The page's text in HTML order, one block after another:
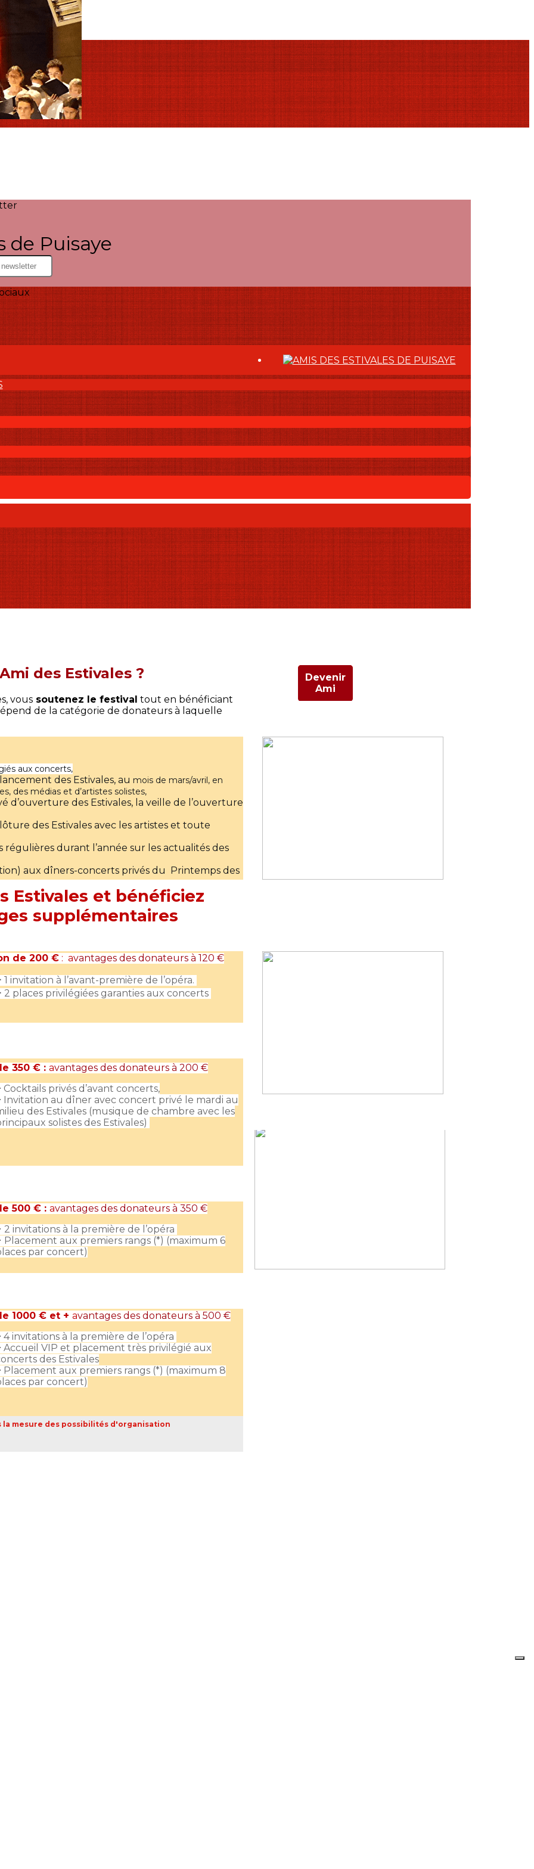
de Puisaye
des Estivales ?
vous soutenez le festival tout en bénéficiant
de la catégorie de donateurs à laquelle
Devenir
Ami
aux concerts,
des Estivales, au mois de mars/avril, en
des médias et d’artistes solistes,
d’ouverture des Estivales, la veille de l’ouverture
des Estivales avec les artistes et toute
régulières durant l’année sur les actualités des
aux dîners-concerts privés du Printemps des
pour réduction d’impôt (66%)
Estivales et bénéficiez
supplémentaires
de 200 €: avantages des donateurs à 120 €
1 invitation à l’avant-première de l’opéra.
2 places privilégiées garanties aux concerts
350 € : avantages des donateurs à 200 €
Cocktails privés d’avant concerts,
Invitation au dîner avec concert privé le mardi au
des Estivales (musique de chambre avec les
solistes des Estivales)
500 € : avantages des donateurs à 350 €
2 invitations à la première de l’opéra
Placement aux premiers rangs (*) (maximum 6
par concert)
1000 € et + avantages des donateurs à 500 €
4 invitations à la première de l’opéra
Accueil VIP et placement très privilégié aux
des Estivales
Placement aux premiers rangs (*) (maximum 8
par concert)
la mesure des possibilités d'organisation